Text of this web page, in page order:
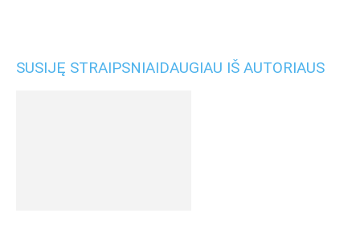
SUSIJĘ STRAIPSNIAIDAUGIAU IŠ AUTORIAUS